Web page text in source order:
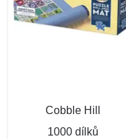
Cobble Hill
1000 dílků